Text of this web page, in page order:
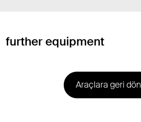
further equipment
Araçlara geri dön